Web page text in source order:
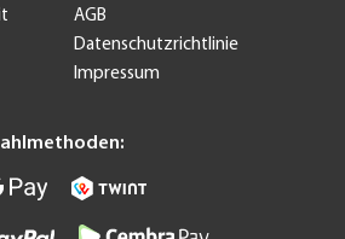
AGB
Datenschutzrichtlinie
Impressum